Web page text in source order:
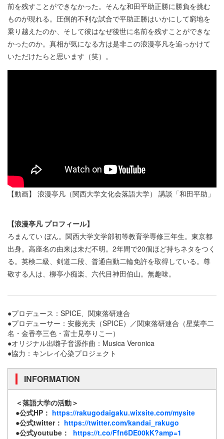
前を残すことができなかった。そんな和田平助正勝に勝負を挑む
ものが現れる。圧倒的不利な試合で平助正勝はいかにして窮地を
乗り越えたのか、そして彼はなぜ後世に名前を残すことができな
かったのか。真相が気になる方は是非この浪漫亭凡を追っかけて
いただけたらと思います（笑）。
【動画】 浪漫亭凡（関西大学文化会落語大学） 講談「和田平助」
【浪漫亭凡 プロフィール】
ろまんてい ぼん。関西大学文学部初等教育学専修三年生。東京都
出身。高座名の由来は未だ不明。2年間で20個ほど持ちネタをつく
る。英検二級、剣道二段、普通自動二輪免許を取得している。尊
敬する人は、柳亭小痴楽、六代目神田伯山。無趣味。
●プロデュース：SPICE、関東落研連合
●プロデューサー：安藤光夫（SPICE）／関東落研連合（星葉亭二
名・金香亭三色・富士見亭りこ一）
●オリジナル出囃子音源作曲：Musica Veronica
●協力：キンレイ心染プロジェクト
INFORMATION
＜落語大学の活動＞
●公式HP： https://rakugodaigaku.wixsite.com/mysite
●公式twitter： https://twitter.com/kandai_rakugo
●公式youtube： https://t.co/Ffn6DE00kK?amp=1